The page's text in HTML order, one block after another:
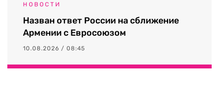
НОВОСТИ
Назван ответ России на сближение
Армении с Евросоюзом
10.08.2026 / 08:45